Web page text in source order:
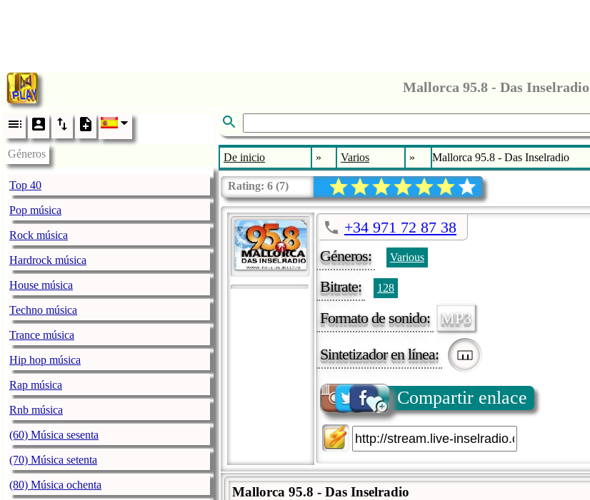
Mallorca 95.8 - Das Inselradio
Géneros
Top 40
Pop música
Rock música
Hardrock música
House música
Techno música
Trance música
Hip hop música
Rap música
Rnb música
(60) Música sesenta
(70) Música setenta
(80) Música ochenta
De inicio » Varios » Mallorca 95.8 - Das Inselradio
Rating: 6 (7)
+34 971 72 87 38
Géneros:
Various
Bitrate: 128
Formato de sonido: MP3
Sintetizador en línea:
Compartir enlace
Mallorca 95.8 - Das Inselradio